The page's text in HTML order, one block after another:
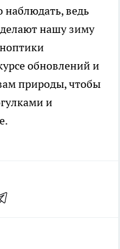
наблюдать, ведь
нашу зиму
обновлений и
природы, чтобы
и